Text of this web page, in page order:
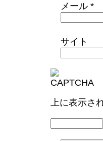
メール *
サイト
上に表示さ